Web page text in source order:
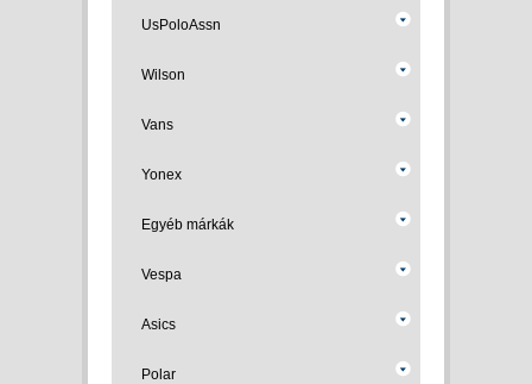
UsPoloAssn
Wilson
Vans
Yonex
Egyéb márkák
Vespa
Asics
Polar